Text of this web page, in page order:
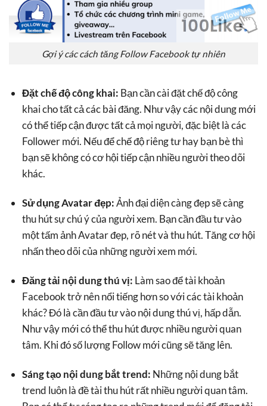
Gợi ý các cách tăng Follow Facebook tự nhiên
Đặt chế độ công khai: Bạn cần cài đặt chế độ công
khai cho tất cả các bài đăng. Như vậy các nội dung mới
có thể tiếp cận được tất cả mọi người, đặc biệt là các
Follower mới. Nếu để chế độ riêng tư hay bạn bè thì
bạn sẽ không có cơ hội tiếp cận nhiều người theo dõi
khác.
Sử dụng Avatar đẹp:Ảnh đại diện càng đẹp sẽ càng
thu hút sự chú ý của người xem. Bạn cần đầu tư vào
một tấm ảnh Avatar đẹp, rõ nét và thu hút. Tăng cơ hội
nhấn theo dõi của những người xem mới.
Đăng tải nội dung thú vị: Làm sao để tài khoản
Facebook trở nên nổi tiếng hơn so với các tài khoản
khác? Đó là cần đầu tư vào nội dung thú vị, hấp dẫn.
Như vậy mới có thể thu hút được nhiều người quan
tâm. Khi đó số lượng Follow mới cũng sẽ tăng lên.
Sáng tạo nội dung bắt trend: Những nội dung bắt
trend luôn là đề tài thu hút rất nhiều người quan tâm.